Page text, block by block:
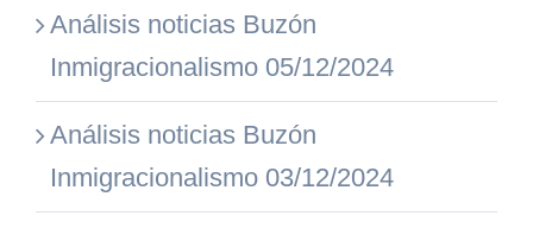
Análisis noticias Buzón
Inmigracionalismo 05/12/2024
Análisis noticias Buzón
Inmigracionalismo 03/12/2024